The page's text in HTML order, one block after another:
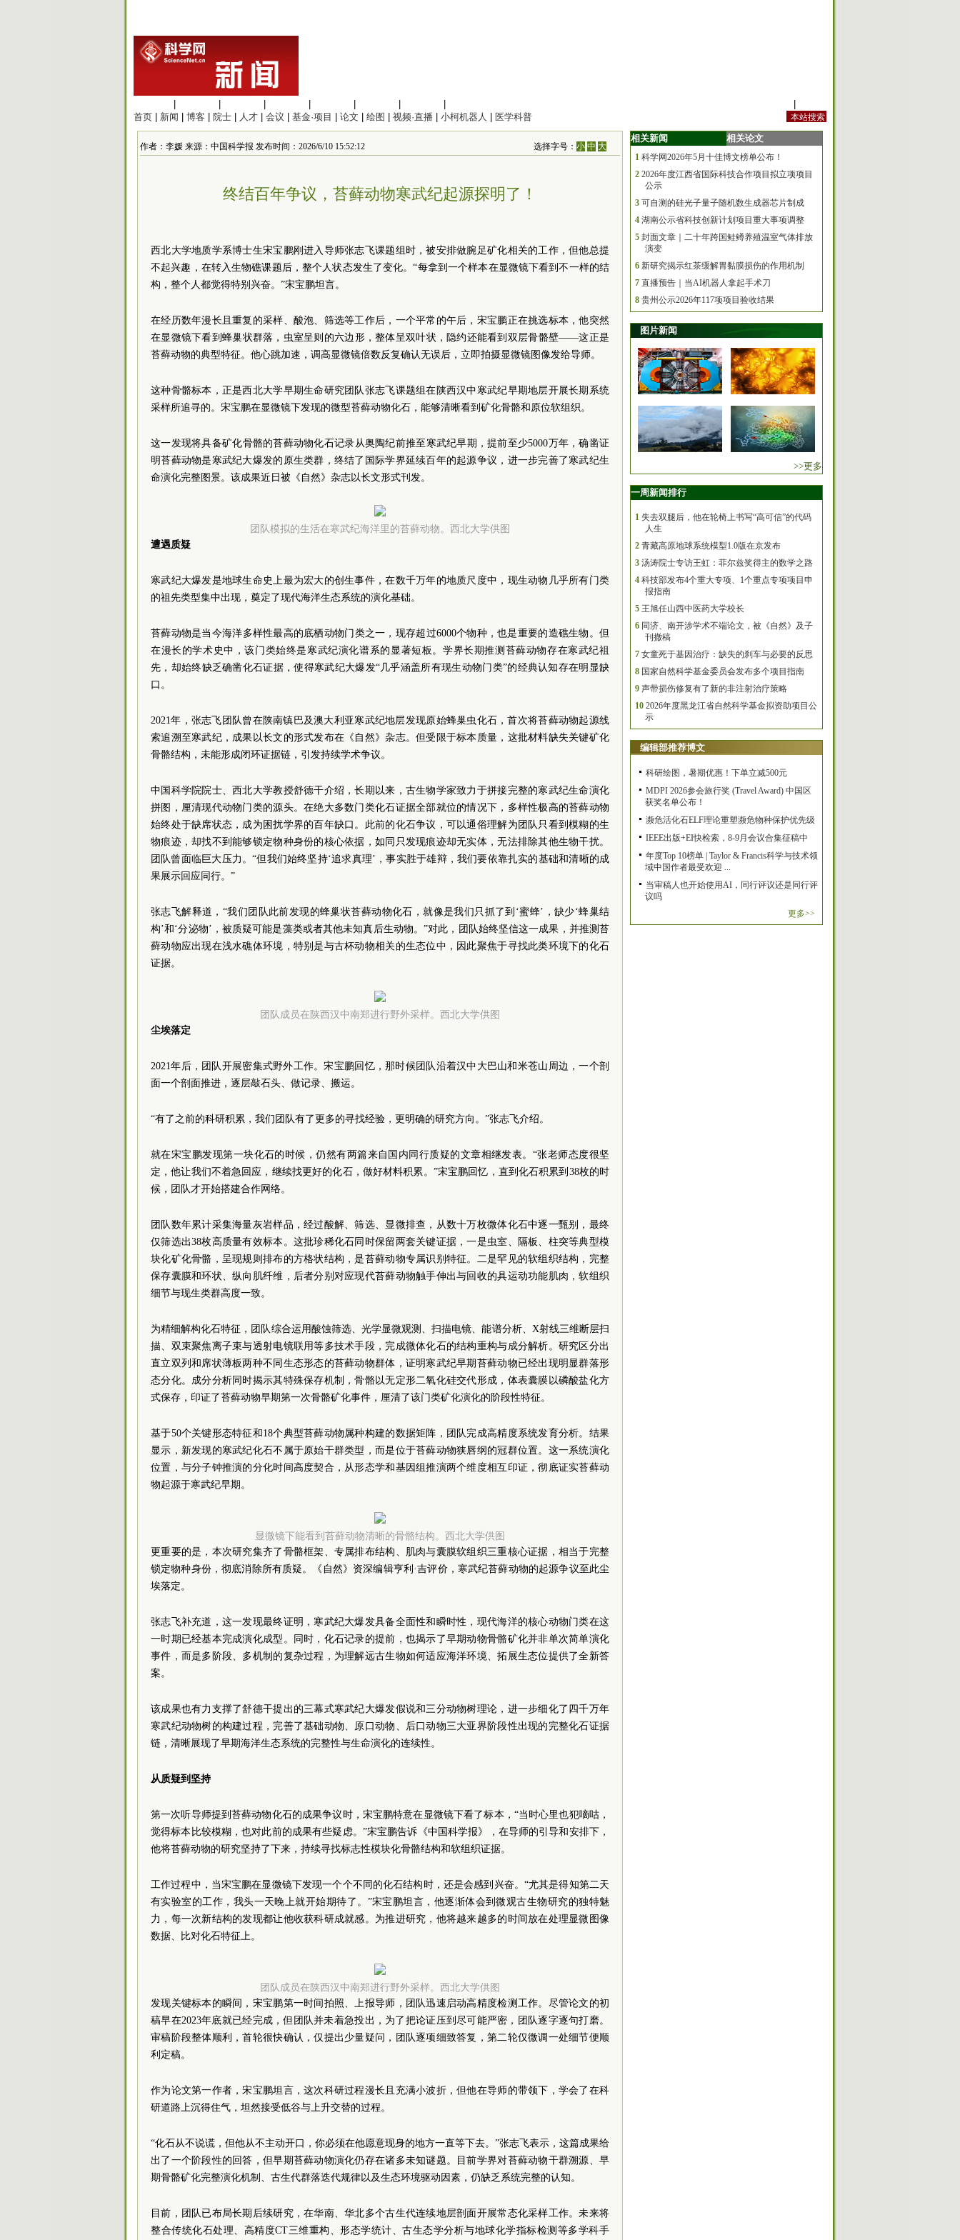
首页
新闻 博客 院士 人才 会议 基金·项目 论文 绘图 视频·直播 小柯机器人 医学科普
作者：李媛 来源：中国科学报 发布时间：2026/6/10 15:52:12 选择字号：小 中 大
终结百年争议，苔藓动物寒武纪起源探明了！
西北大学地质学系博士生宋宝鹏刚进入导师张志飞课题组时，被安排做腕足矿化相关的工作，但他总提
不起兴趣，在转入生物礁课题后，整个人状态发生了变化。“每拿到一个样本在显微镜下看到不一样的结
构，整个人都觉得特别兴奋。”宋宝鹏坦言。
在经历数年漫长且重复的采样、酸泡、筛选等工作后，一个平常的午后，宋宝鹏正在挑选标本，他突然
在显微镜下看到蜂巢状群落，虫室呈则的六边形，整体呈双叶状，隐约还能看到双层骨骼壁——这正是
苔藓动物的典型特征。他心跳加速，调高显微镜倍数反复确认无误后，立即拍摄显微镜图像发给导师。
这种骨骼标本，正是西北大学早期生命研究团队张志飞课题组在陕西汉中寒武纪早期地层开展长期系统
采样所追寻的。宋宝鹏在显微镜下发现的微型苔藓动物化石，能够清晰看到矿化骨骼和原位软组织。
这一发现将具备矿化骨骼的苔藓动物化石记录从奥陶纪前推至寒武纪早期，提前至少5000万年，确凿证
明苔藓动物是寒武纪大爆发的原生类群，终结了国际学界延续百年的起源争议，进一步完善了寒武纪生
命演化完整图景。该成果近日被《自然》杂志以长文形式刊发。
团队模拟的生活在寒武纪海洋里的苔藓动物。西北大学供图
遭遇质疑
寒武纪大爆发是地球生命史上最为宏大的创生事件，在数千万年的地质尺度中，现生动物几乎所有门类
的祖先类型集中出现，奠定了现代海洋生态系统的演化基础。
苔藓动物是当今海洋多样性最高的底栖动物门类之一，现存超过6000个物种，也是重要的造礁生物。但
在漫长的学术史中，该门类始终是寒武纪演化谱系的显著短板。学界长期推测苔藓动物存在寒武纪祖
先，却始终缺乏确凿化石证据，使得寒武纪大爆发“几乎涵盖所有现生动物门类”的经典认知存在明显缺
口。
2021年，张志飞团队曾在陕南镇巴及澳大利亚寒武纪地层发现原始蜂巢虫化石，首次将苔藓动物起源线
索追溯至寒武纪，成果以长文的形式发布在《自然》杂志。但受限于标本质量，这批材料缺失关键矿化
骨骼结构，未能形成闭环证据链，引发持续学术争议。
中国科学院院士、西北大学教授舒德干介绍，长期以来，古生物学家致力于拼接完整的寒武纪生命演化
拼图，厘清现代动物门类的源头。在绝大多数门类化石证据全部就位的情况下，多样性极高的苔藓动物
始终处于缺席状态，成为困扰学界的百年缺口。此前的化石争议，可以通俗理解为团队只看到模糊的生
物痕迹，却找不到能够锁定物种身份的核心依据，如同只发现痕迹却无实体，无法排除其他生物干扰。
团队曾面临巨大压力。“但我们始终坚持‘追求真理’，事实胜于雄辩，我们要依靠扎实的基础和清晰的成
果展示回应同行。”
张志飞解释道，“我们团队此前发现的蜂巢状苔藓动物化石，就像是我们只抓了到‘蜜蜂’，缺少‘蜂巢结
构’和‘分泌物’，被质疑可能是藻类或者其他未知真后生动物。”对此，团队始终坚信这一成果，并推测苔
藓动物应出现在浅水礁体环境，特别是与古杯动物相关的生态位中，因此聚焦于寻找此类环境下的化石
证据。
团队成员在陕西汉中南郑进行野外采样。西北大学供图
尘埃落定
2021年后，团队开展密集式野外工作。宋宝鹏回忆，那时候团队沿着汉中大巴山和米苍山周边，一个剖
面一个剖面推进，逐层敲石头、做记录、搬运。
“有了之前的科研积累，我们团队有了更多的寻找经验，更明确的研究方向。”张志飞介绍。
就在宋宝鹏发现第一块化石的时候，仍然有两篇来自国内同行质疑的文章相继发表。“张老师态度很坚
定，他让我们不着急回应，继续找更好的化石，做好材料积累。”宋宝鹏回忆，直到化石积累到38枚的时
候，团队才开始搭建合作网络。
团队数年累计采集海量灰岩样品，经过酸解、筛选、显微排查，从数十万枚微体化石中逐一甄别，最终
仅筛选出38枚高质量有效标本。这批珍稀化石同时保留两套关键证据，一是虫室、隔板、柱突等典型模
块化矿化骨骼，呈现规则排布的方格状结构，是苔藓动物专属识别特征。二是罕见的软组织结构，完整
保存囊膜和环状、纵向肌纤维，后者分别对应现代苔藓动物触手伸出与回收的具运动功能肌肉，软组织
细节与现生类群高度一致。
为精细解构化石特征，团队综合运用酸蚀筛选、光学显微观测、扫描电镜、能谱分析、X射线三维断层扫
描、双束聚焦离子束与透射电镜联用等多技术手段，完成微体化石的结构重构与成分解析。研究区分出
直立双列和席状薄板两种不同生态形态的苔藓动物群体，证明寒武纪早期苔藓动物已经出现明显群落形
态分化。成分分析同时揭示其特殊保存机制，骨骼以无定形二氧化硅交代形成，体表囊膜以磷酸盐化方
式保存，印证了苔藓动物早期第一次骨骼矿化事件，厘清了该门类矿化演化的阶段性特征。
基于50个关键形态特征和18个典型苔藓动物属种构建的数据矩阵，团队完成高精度系统发育分析。结果
显示，新发现的寒武纪化石不属于原始干群类型，而是位于苔藓动物狭唇纲的冠群位置。这一系统演化
位置，与分子钟推演的分化时间高度契合，从形态学和基因组推演两个维度相互印证，彻底证实苔藓动
物起源于寒武纪早期。
显微镜下能看到苔藓动物清晰的骨骼结构。西北大学供图
更重要的是，本次研究集齐了骨骼框架、专属排布结构、肌肉与囊膜软组织三重核心证据，相当于完整
锁定物种身份，彻底消除所有质疑。《自然》资深编辑亨利·吉评价，寒武纪苔藓动物的起源争议至此尘
埃落定。
张志飞补充道，这一发现最终证明，寒武纪大爆发具备全面性和瞬时性，现代海洋的核心动物门类在这
一时期已经基本完成演化成型。同时，化石记录的提前，也揭示了早期动物骨骼矿化并非单次简单演化
事件，而是多阶段、多机制的复杂过程，为理解远古生物如何适应海洋环境、拓展生态位提供了全新答
案。
该成果也有力支撑了舒德干提出的三幕式寒武纪大爆发假说和三分动物树理论，进一步细化了四千万年
寒武纪动物树的构建过程，完善了基础动物、原口动物、后口动物三大亚界阶段性出现的完整化石证据
链，清晰展现了早期海洋生态系统的完整性与生命演化的连续性。
从质疑到坚持
第一次听导师提到苔藓动物化石的成果争议时，宋宝鹏特意在显微镜下看了标本，“当时心里也犯嘀咕，
觉得标本比较模糊，也对此前的成果有些疑虑。”宋宝鹏告诉《中国科学报》，在导师的引导和安排下，
他将苔藓动物的研究坚持了下来，持续寻找标志性模块化骨骼结构和软组织证据。
工作过程中，当宋宝鹏在显微镜下发现一个个不同的化石结构时，还是会感到兴奋。“尤其是得知第二天
有实验室的工作，我头一天晚上就开始期待了。”宋宝鹏坦言，他逐渐体会到微观古生物研究的独特魅
力，每一次新结构的发现都让他收获科研成就感。为推进研究，他将越来越多的时间放在处理显微图像
数据、比对化石特征上。
团队成员在陕西汉中南郑进行野外采样。西北大学供图
发现关键标本的瞬间，宋宝鹏第一时间拍照、上报导师，团队迅速启动高精度检测工作。尽管论文的初
稿早在2023年底就已经完成，但团队并未着急投出，为了把论证压到尽可能严密，团队逐字逐句打磨。
审稿阶段整体顺利，首轮很快确认，仅提出少量疑问，团队逐项细致答复，第二轮仅微调一处细节便顺
利定稿。
作为论文第一作者，宋宝鹏坦言，这次科研过程漫长且充满小波折，但他在导师的带领下，学会了在科
研道路上沉得住气，坦然接受低谷与上升交替的过程。
“化石从不说谎，但他从不主动开口，你必须在他愿意现身的地方一直等下去。”张志飞表示，这篇成果给
出了一个阶段性的回答，但早期苔藓动物演化仍存在诸多未知谜题。目前学界对苔藓动物干群溯源、早
期骨骼矿化完整演化机制、古生代群落迭代规律以及生态环境驱动因素，仍缺乏系统完整的认知。
目前，团队已布局长期后续研究，在华南、华北多个古生代连续地层剖面开展常态化采样工作。未来将
整合传统化石处理、高精度CT三维重构、形态学统计、古生态学分析与地球化学指标检测等多学科手
相关新闻 相关论文
1 科学网2026年5月十佳博文榜单公布！
2 2026年度江西省国际科技合作项目拟立项项目
公示
3 可自测的硅光子量子随机数生成器芯片制成
4 湖南公示省科技创新计划项目重大事项调整
5 封面文章｜二十年跨国鲑鳟养殖温室气体排放
演变
6 新研究揭示红茶缓解胃黏膜损伤的作用机制
7 直播预告｜当AI机器人拿起手术刀
8 贵州公示2026年117项项目验收结果
图片新闻
>>更多
一周新闻排行
1 失去双腿后，他在轮椅上书写“高可信”的代码
人生
2 青藏高原地球系统模型1.0版在京发布
3 汤涛院士专访王虹：菲尔兹奖得主的数学之路
4 科技部发布4个重大专项、1个重点专项项目申
报指南
5 王旭任山西中医药大学校长
6 同济、南开涉学术不端论文，被《自然》及子
刊撤稿
7 女童死于基因治疗：缺失的刹车与必要的反思
8 国家自然科学基金委员会发布多个项目指南
9 声带损伤修复有了新的非注射治疗策略
10 2026年度黑龙江省自然科学基金拟资助项目公
示
编辑部推荐博文
科研绘图，暑期优惠！下单立减500元
MDPI 2026参会旅行奖 (Travel Award) 中国区
获奖名单公布！
濒危活化石ELF理论重塑濒危物种保护优先级
IEEE出版+EI快检索，8-9月会议合集征稿中
年度Top 10榜单 | Taylor & Francis科学与技术领
域中国作者最受欢迎 ...
当审稿人也开始使用AI，同行评议还是同行评
议吗
更多>>